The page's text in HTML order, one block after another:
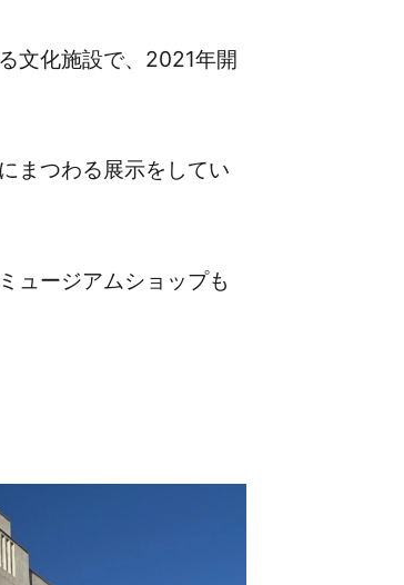
文化施設で、2021年開
まつわる展示をしてい
ュージアムショップも